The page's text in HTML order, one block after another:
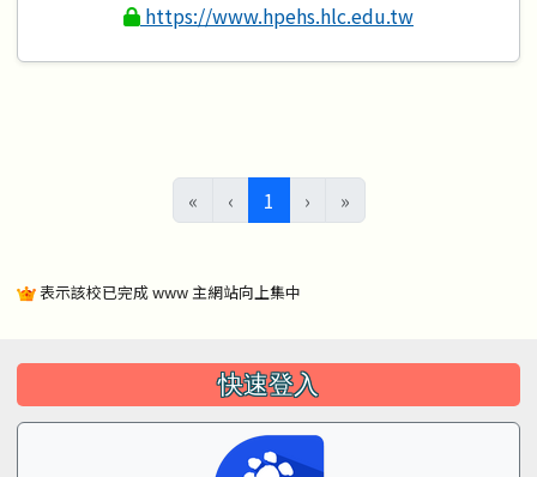
https://www.hpehs.hlc.edu.tw
« ‹ 1 (目前頁次)
› »
表示該校已完成 www 主網站向上集中
左邊區域內容 快速登入